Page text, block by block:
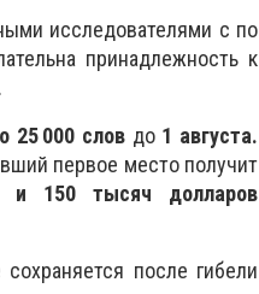
исследователями с по
принадлежность к
25 000 словдо 1 августа.
первое место получит
и 150 тысяч долларов
после гибели